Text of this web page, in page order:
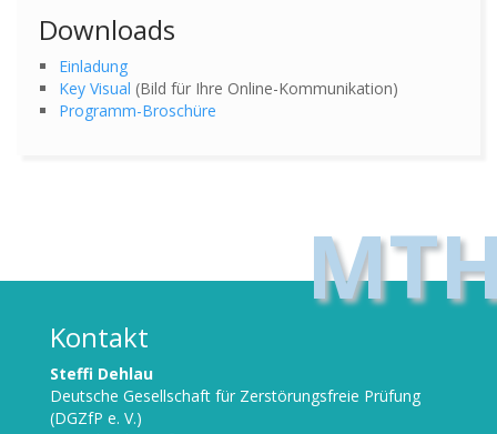
Downloads
Einladung
Key Visual (Bild für Ihre Online-Kommunikation)
Programm-Broschüre
Kontakt
Steffi Dehlau
Deutsche Gesellschaft für Zerstörungsfreie Prüfung
(DGZfP e. V.)